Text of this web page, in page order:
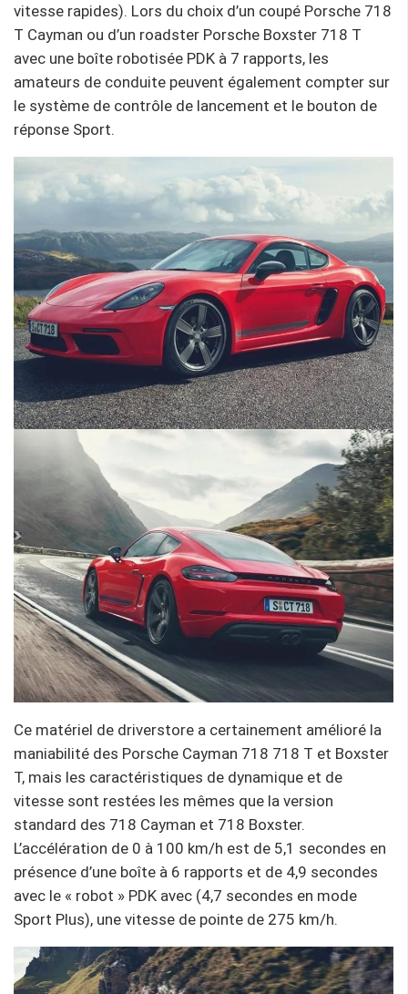
vitesse rapides). Lors du choix d’un coupé Porsche 718
T Cayman ou d’un roadster Porsche Boxster 718 T
avec une boîte robotisée PDK à 7 rapports, les
amateurs de conduite peuvent également compter sur
le système de contrôle de lancement et le bouton de
réponse Sport.
Ce matériel de driverstore a certainement amélioré la
maniabilité des Porsche Cayman 718 718 T et Boxster
T, mais les caractéristiques de dynamique et de
vitesse sont restées les mêmes que la version
standard des 718 Cayman et 718 Boxster.
L’accélération de 0 à 100 km/h est de 5,1 secondes en
présence d’une boîte à 6 rapports et de 4,9 secondes
avec le « robot » PDK avec (4,7 secondes en mode
Sport Plus), une vitesse de pointe de 275 km/h.